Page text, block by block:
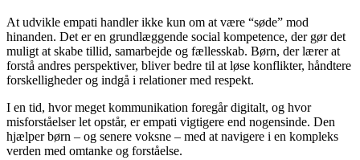
At udvikle empati handler ikke kun om at være “søde” mod
hinanden. Det er en grundlæggende social kompetence, der gør det
muligt at skabe tillid, samarbejde og fællesskab. Børn, der lærer at
forstå andres perspektiver, bliver bedre til at løse konflikter, håndtere
forskelligheder og indgå i relationer med respekt.
I en tid, hvor meget kommunikation foregår digitalt, og hvor
misforståelser let opstår, er empati vigtigere end nogensinde. Den
hjælper børn – og senere voksne – med at navigere i en kompleks
verden med omtanke og forståelse.